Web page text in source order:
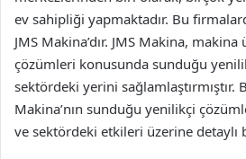
ev sahipliği yapmaktadır. Bu
JMS Makina’dır. JMS Makina,
çözümleri konusunda sunduğu
sektördeki yerini sağlamlaştırmıştır.
Makina’nın sunduğu yenilikçi
ve sektördeki etkileri üzerine detaylı